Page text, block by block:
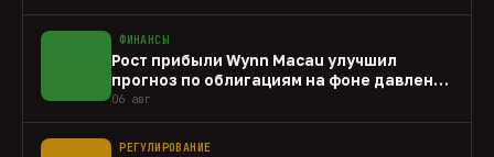
ФИНАНСЫ
Рост прибыли Wynn Macau улучшил
прогноз по облигациям на фоне давления
capex
06 авг
РЕГУЛИРОВАНИЕ